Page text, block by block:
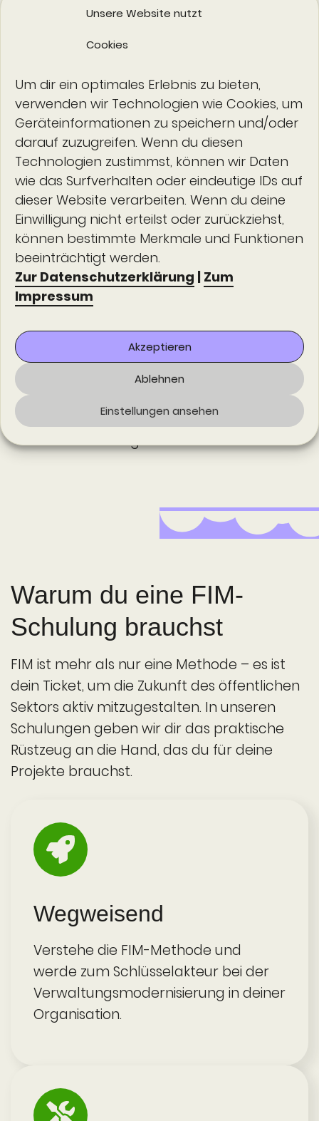
Unsere Website nutzt
Cookies
Um dir ein optimales Erlebnis zu bieten,
verwenden wir Technologien wie Cookies, um
Geräteinformationen zu speichern und/oder
darauf zuzugreifen. Wenn du diesen
Technologien zustimmst, können wir Daten
wie das Surfverhalten oder eindeutige IDs auf
dieser Website verarbeiten. Wenn du deine
Einwilligung nicht erteilst oder zurückziehst,
können bestimmte Merkmale und Funktionen
beeinträchtigt werden.
Zur Datenschutzerklärung | Zum
Impressum
Akzeptieren
Ablehnen
Einstellungen ansehen
FIM liefert die standardi­sierten Baupläne,
die das OZG für die Digitali­sierung
braucht.
Ohne einen gemeinsamen Standard wie
FIM würde bei der OZG-Umsetzung
pures Chaos herrschen.
FIM bietet für Bund, Land und Kommune
wertvolle Nachnutzungsoptionen auch
Verbünde.
Die FIM-Methodik hat bundesweit an
zentraler Baustein der Verwaltungs­­
moderni­­sierung.
Warum du eine FIM-
Schulung brauchst
FIM ist mehr als nur eine Methode – es ist
dein Ticket, um die Zukunft des öffentlichen
Sektors aktiv mitzugestalten. In unseren
Schulungen geben wir dir das praktische
Rüstzeug an die Hand, das du für deine
Projekte brauchst.
Weg­weisend
Verstehe die FIM-Methode und
werde zum Schlüssel­akteur bei der
Verwaltungs­­moderni­sierung in deiner
Organisation.